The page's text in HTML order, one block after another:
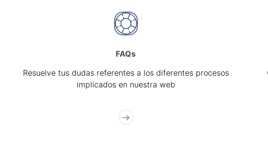
FAQs
Resuelve tus dudas referentes a los diferentes procesos
implicados en nuestra web